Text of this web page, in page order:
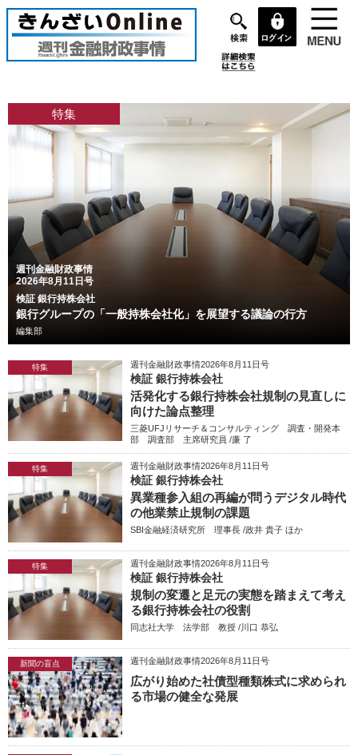
メ
イ
コ
ン
に
動
週刊金融財政事情
2026年8月11日号
検証 銀行持株会社
銀行グループの「一般持株会社化」を展望する議論の行方
編集部
特集
特集 週刊金融財政事情2026年8月11日号
検証 銀行持株会社
活発化する銀行持株会社規制の見直しに
向けた論点整理
三菱UFJリサーチ＆コンサルティング 調査・開発本
部 調査部 主席研究員 /廉 了
特集 週刊金融財政事情2026年8月11日号
検証 銀行持株会社
異業種参入組の再編が問うデジタル時代
の他業禁止規制の課題
SBI金融経済研究所 理事長 /政井 貴子 ほか
特集 週刊金融財政事情2026年8月11日号
検証 銀行持株会社
規制の変遷と足元の実態を踏まえて考え
る銀行持株会社の役割
同志社大学 法学部 教授 /川口 恭弘
新聞の盲点 週刊金融財政事情2026年8月11日号
広がり始めた社債型種類株式に求められ
る市場の健全な発展